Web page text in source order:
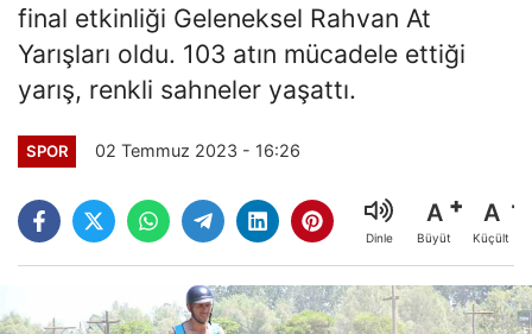
final etkinliği Geleneksel Rahvan At
Yarışları oldu. 103 atın mücadele ettiği
yarış, renkli sahneler yaşattı.
SPOR 02 Temmuz 2023 - 16:26
Dinle
A
Büyüt
A
Küçült